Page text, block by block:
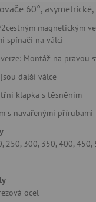
magnetickým
spínači na válci
Montáž na pravou
další válce
klapka s těsněním
s navařenými přírubami
250, 300, 350, 400, 450,
ocel